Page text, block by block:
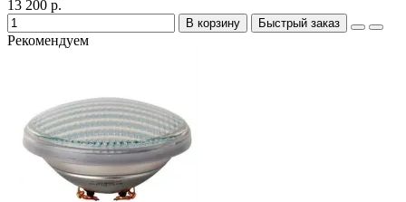
13 200 р.
В корзину Быстрый заказ
Рекомендуем